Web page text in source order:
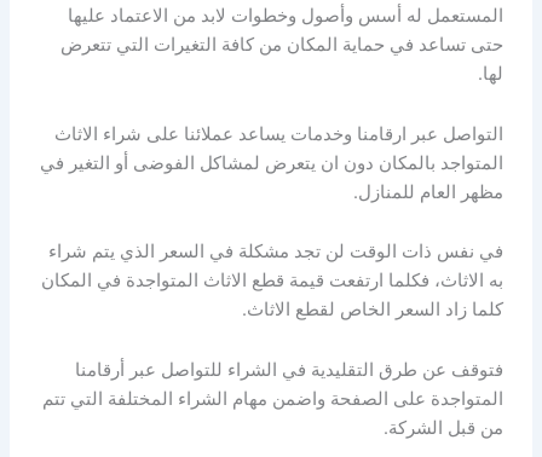
المستعمل له أسس وأصول وخطوات لابد من الاعتماد عليها
حتى تساعد في حماية المكان من كافة التغيرات التي تتعرض
لها.
التواصل عبر ارقامنا وخدمات يساعد عملائنا على شراء الاثاث
المتواجد بالمكان دون ان يتعرض لمشاكل الفوضى أو التغير في
مظهر العام للمنازل.
في نفس ذات الوقت لن تجد مشكلة في السعر الذي يتم شراء
به الاثاث، فكلما ارتفعت قيمة قطع الاثاث المتواجدة في المكان
كلما زاد السعر الخاص لقطع الاثاث.
فتوقف عن طرق التقليدية في الشراء للتواصل عبر أرقامنا
المتواجدة على الصفحة واضمن مهام الشراء المختلفة التي تتم
من قبل الشركة.